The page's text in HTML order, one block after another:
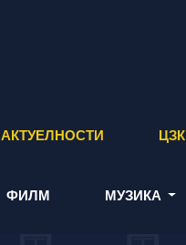
АКТУЕЛНОСТИ ЦЗК
ФИЛМ МУЗИКА